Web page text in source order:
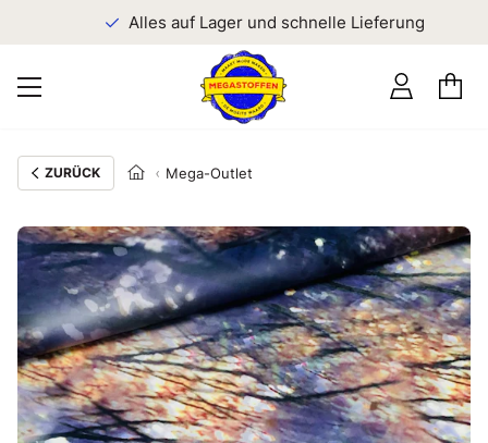
Alles auf Lager und schnelle Lieferung
ZURÜCK Mega-Outlet